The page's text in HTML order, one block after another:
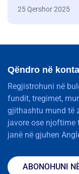
25 Qershor 2025
Qëndro në
Regjistrohuni në
fundit, tregimet,
gjithashtu mund të
javore ose njoftime
janë në gjuhen
ABONOHUNI